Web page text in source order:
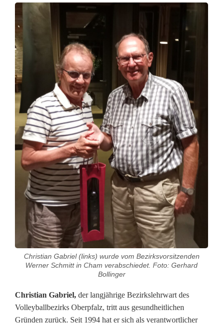
h
r
i
s
t
i
a
n
l
a
Christian Gabriel (links) wurde vom Bezirksvorsitzenden
Werner Schmitt in Cham verabschiedet. Foto: Gerhard
Bollinger
Christian Gabriel, der langjährige Bezirkslehrwart des
Volleyballbezirks Oberpfalz, tritt aus gesundheitlichen
Gründen zurück. Seit 1994 hat er sich als verantwortlicher